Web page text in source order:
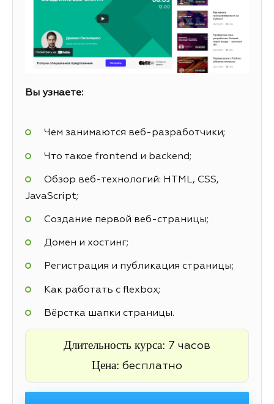
Вы узнаете:
Чем занимаются веб-разработчики;
Что такое frontend и backend;
Обзор веб-технологий: HTML, CSS,
JavaScript;
Создание первой веб-страницы;
Домен и хостинг;
Регистрация и публикация страницы;
Как работать с flexbox;
Вёрстка шапки страницы.
Длительность курса: 7 часов
Цена: бесплатно